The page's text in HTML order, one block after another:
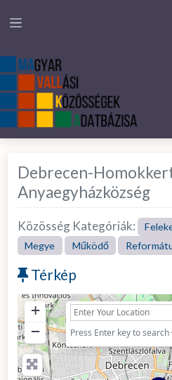
Debrecen-
Anyaegyházközség
Közösség Kategóriák:
Megye
Működő
Térkép
+
−
Press Enter key to search